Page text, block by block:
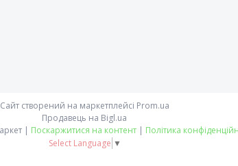
Сайт створений на маркетплейсі Prom.ua
Продавець на Bigl.ua
Інтернет магазин - Маркет | Поскаржитися на контент | Політика
Select Language ▼